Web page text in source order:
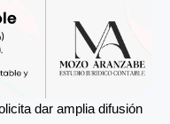
dar amplia difusión